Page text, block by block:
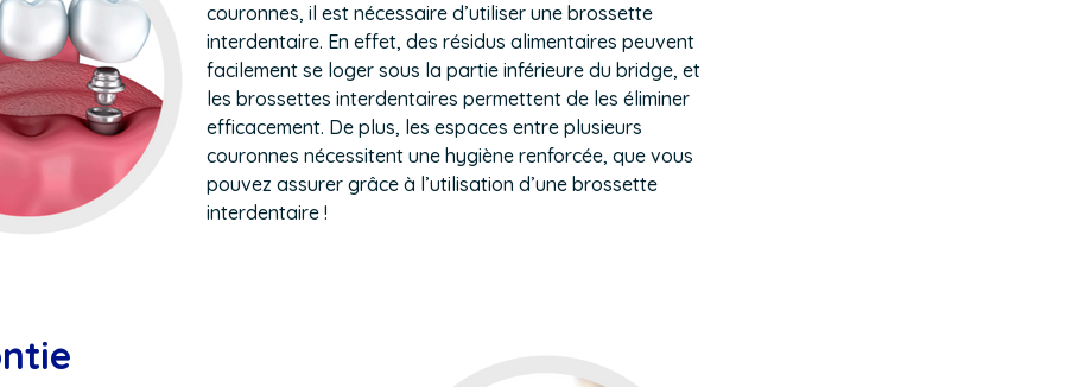
couronnes, il est nécessaire d’utiliser une brossette
interdentaire. En effet, des résidus alimentaires peuvent
facilement se loger sous la partie inférieure du bridge, et
les brossettes interdentaires permettent de les éliminer
efficacement. De plus, les espaces entre plusieurs
couronnes nécessitent une hygiène renforcée, que vous
pouvez assurer grâce à l’utilisation d’une brossette
interdentaire !